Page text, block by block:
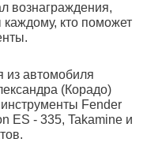
вознаграждения,
кто поможет
из автомобиля
(Корадо)
инструменты Fender
ES - 335, Takamine и